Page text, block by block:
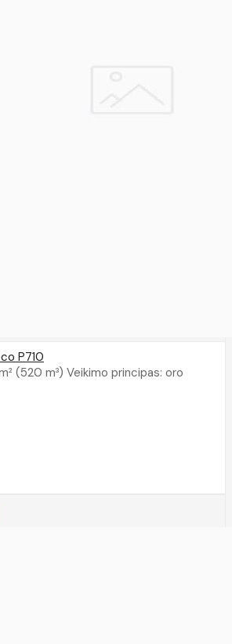
P710
(520 m³) Veikimo principas: oro